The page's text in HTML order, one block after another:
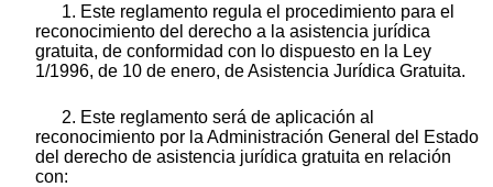
1. Este reglamento regula el procedimiento para el
reconocimiento del derecho a la asistencia jurídica
gratuita, de conformidad con lo dispuesto en la Ley
1/1996, de 10 de enero, de Asistencia Jurídica Gratuita.
2. Este reglamento será de aplicación al
reconocimiento por la Administración General del Estado
del derecho de asistencia jurídica gratuita en relación
con: